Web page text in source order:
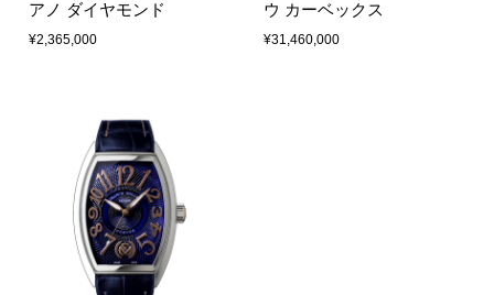
アノ ダイヤモンド
¥2,365,000
ウ カーベックス
¥31,460,000